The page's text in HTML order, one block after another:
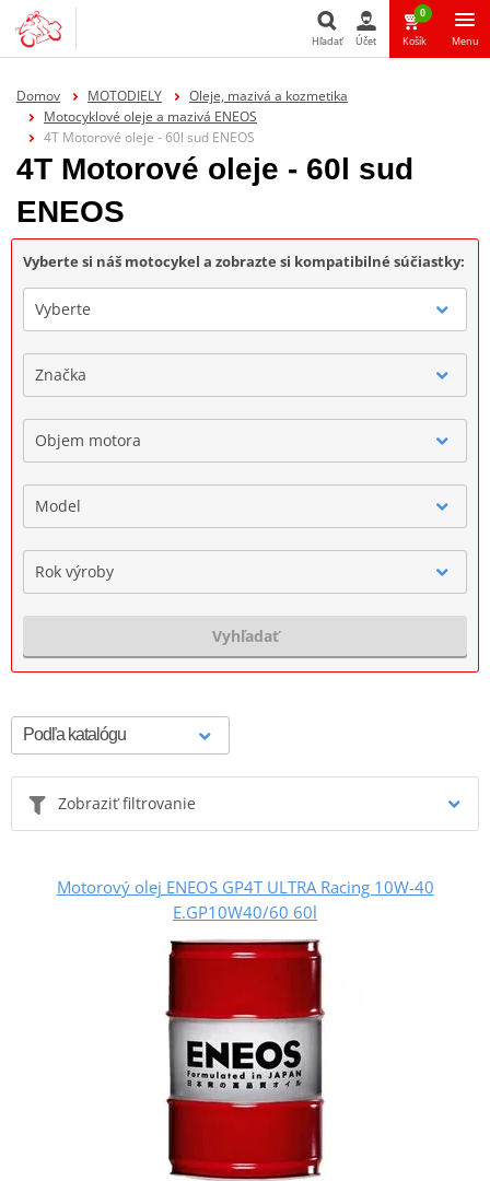
Hľadať Účet
0
Košík Menu
Domov MOTODIELY
Oleje, mazivá a kozmetika
Motocyklové oleje a mazivá ENEOS
4T Motorové oleje - 60l sud ENEOS
4T Motorové oleje - 60l sud
ENEOS
Vyberte si náš motocykel a zobrazte si kompatibilné súčiastky:
Vyberte
Značka
Objem motora
Model
Rok výroby
Vyhľadať
Zobraziť filtrovanie
Motorový olej ENEOS GP4T ULTRA Racing 10W-40
E.GP10W40/60 60l